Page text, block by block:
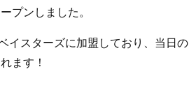
プンしました。
イスターズに加盟しており、当日の
ます！